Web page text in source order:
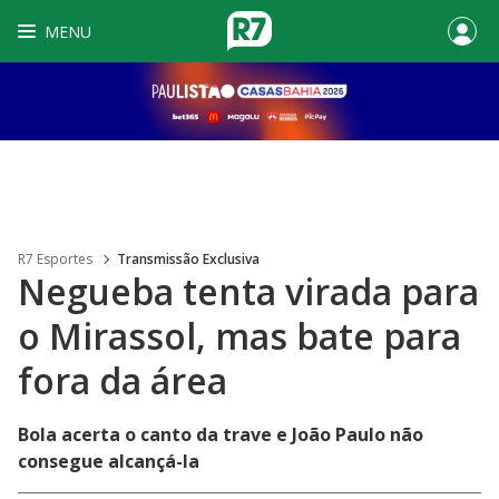
MENU
R7 Esportes Transmissão Exclusiva
Negueba tenta virada para
o Mirassol, mas bate para
fora da área
Bola acerta o canto da trave e João Paulo não
consegue alcançá-la